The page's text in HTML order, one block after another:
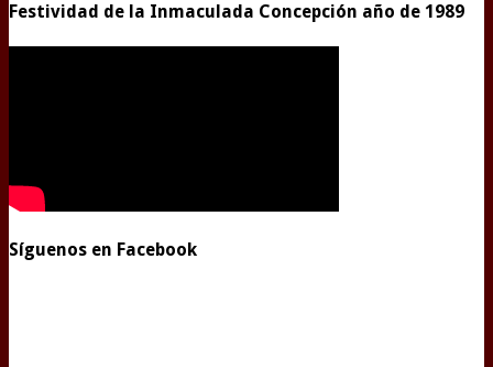
Festividad de la Inmaculada Concepción año de 1989
Síguenos en Facebook